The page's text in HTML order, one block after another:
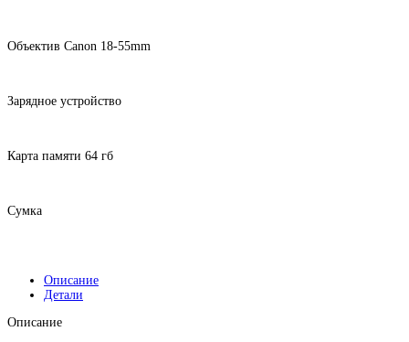
Объектив Canon 18-55mm
Зарядное устройство
Карта памяти 64 гб
Сумка
Описание
Детали
Описание